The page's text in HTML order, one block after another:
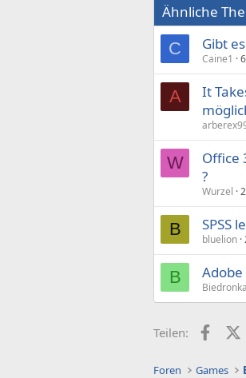
Ähnliche
C Gibt
Caine1
A
It
W
Office
?
Wurzel
B SPSS
bluelion
B
Biedronka
Teilen:
Foren Games